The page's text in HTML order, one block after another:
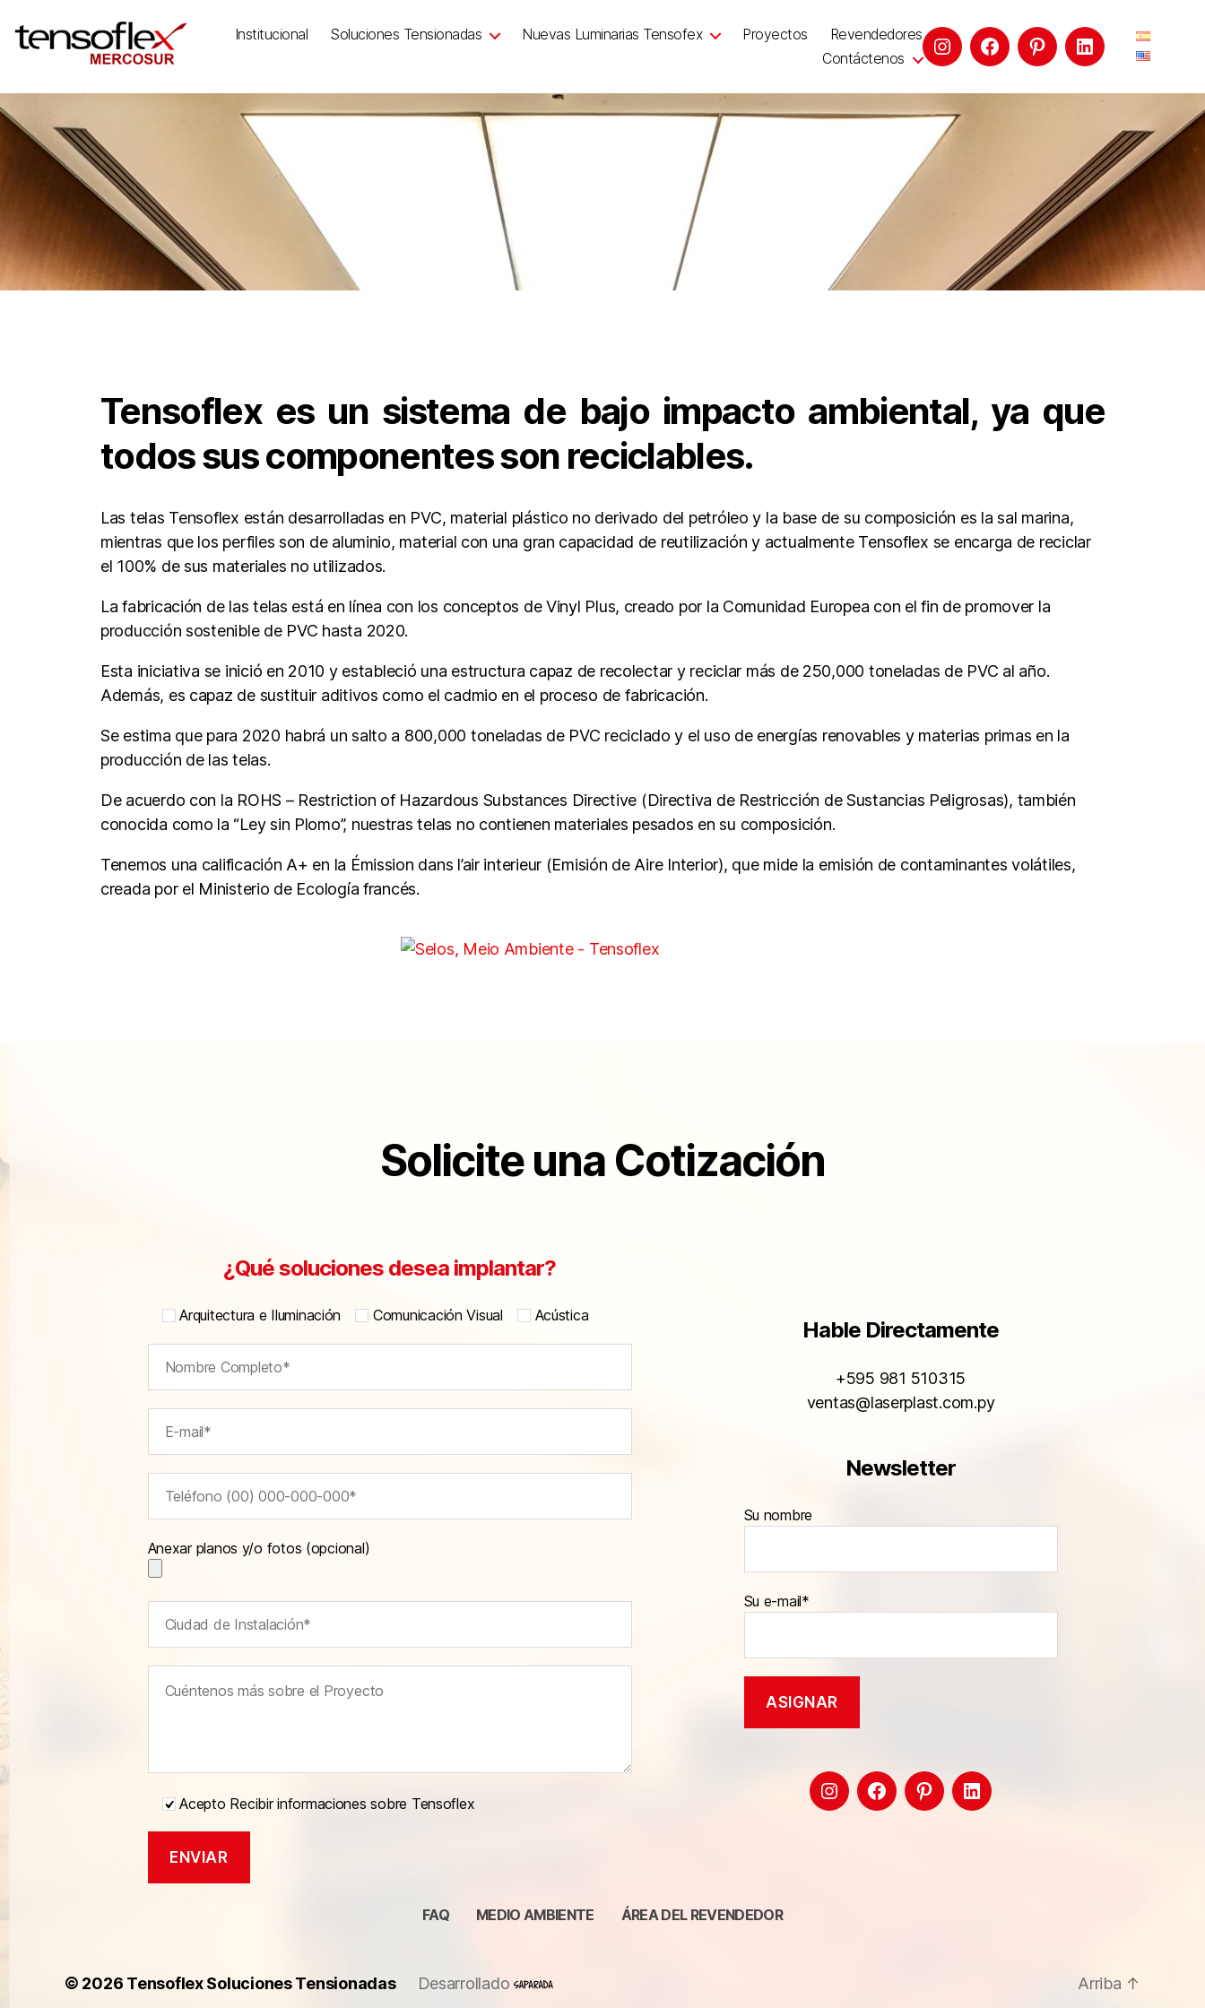
Institucional Soluciones Tensionadas Nuevas Luminarias Tensofex Proyectos
Revendedores
Contáctenos
Tensoflex es un sistema de bajo impacto ambiental, ya que
todos sus componentes son reciclables.
Las telas Tensoflex están desarrolladas en PVC, material plástico no derivado del petróleo y la base de su composición es la sal marina,
mientras que los perfiles son de aluminio, material con una gran capacidad de reutilización y actualmente Tensoflex se encarga de reciclar
el 100% de sus materiales no utilizados.
La fabricación de las telas está en línea con los conceptos de Vinyl Plus, creado por la Comunidad Europea con el fin de promover la
producción sostenible de PVC hasta 2020.
Esta iniciativa se inició en 2010 y estableció una estructura capaz de recolectar y reciclar más de 250,000 toneladas de PVC al año.
Además, es capaz de sustituir aditivos como el cadmio en el proceso de fabricación.
Se estima que para 2020 habrá un salto a 800,000 toneladas de PVC reciclado y el uso de energías renovables y materias primas en la
producción de las telas.
De acuerdo con la ROHS – Restriction of Hazardous Substances Directive (Directiva de Restricción de Sustancias Peligrosas), también
conocida como la “Ley sin Plomo”, nuestras telas no contienen materiales pesados ​​en su composición.
Tenemos una calificación A+ en la Émission dans l’air interieur (Emisión de Aire Interior), que mide la emisión de contaminantes volátiles,
creada por el Ministerio de Ecología francés.
Solicite una Cotización
¿Qué soluciones desea implantar?
Arquitectura e Iluminación Comunicación Visual Acústica
Anexar planos y/o fotos (opcional)
Acepto Recibir informaciones sobre Tensoflex
Hable Directamente
+595 981 510315
ventas@laserplast.com.py
Newsletter
Su nombre
Su e-mail*
FAQ MEDIO AMBIENTE ÁREA DEL REVENDEDOR
© 2026 Tensoflex Soluciones Tensionadas Desarrollado Arriba ↑